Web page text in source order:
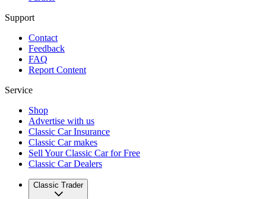
Support
Contact
Feedback
FAQ
Report Content
Service
Shop
Advertise with us
Classic Car Insurance
Classic Car makes
Sell Your Classic Car for Free
Classic Car Dealers
Classic Trader